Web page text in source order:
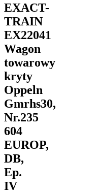
EXACT-
TRAIN
EX22041
Wagon
towarowy
kryty
Oppeln
Gmrhs30,
Nr.235
604
EUROP,
DB,
Ep.
IV